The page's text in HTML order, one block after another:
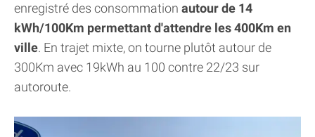
enregistré des consommation autour de 14
kWh/100Km permettant d'attendre les 400Km en
ville. En trajet mixte, on tourne plutôt autour de
300Km avec 19kWh au 100 contre 22/23 sur
autoroute.